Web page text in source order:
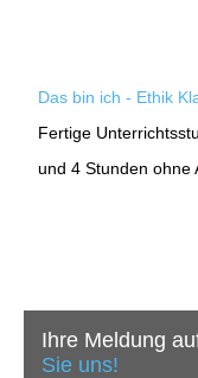
Das bin ich - Ethik
Fertige
und 4 Stunden
Ihre Meldung
Sie uns!